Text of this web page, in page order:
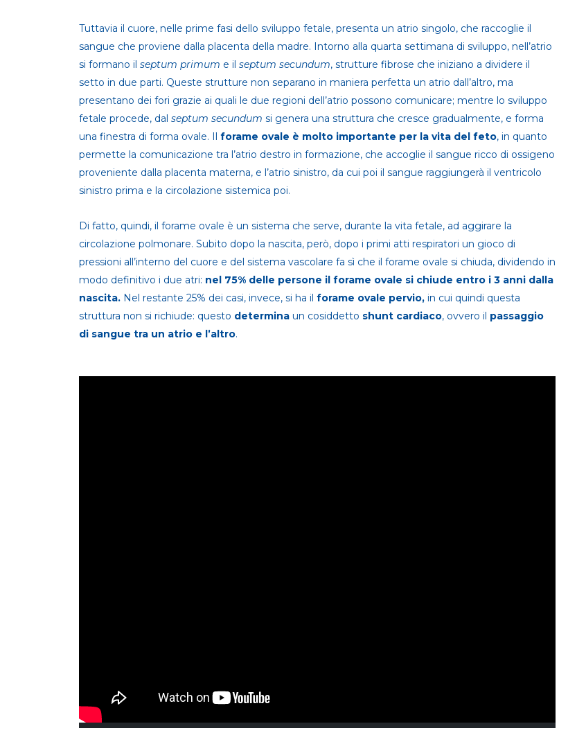
Tuttavia il cuore, nelle prime fasi dello sviluppo fetale, presenta un atrio singolo, che raccoglie il
sangue che proviene dalla placenta della madre. Intorno alla quarta settimana di sviluppo, nell’atrio
si formano il septum primum e il septum secundum, strutture fibrose che iniziano a dividere il
setto in due parti. Queste strutture non separano in maniera perfetta un atrio dall’altro, ma
presentano dei fori grazie ai quali le due regioni dell’atrio possono comunicare; mentre lo sviluppo
fetale procede, dal septum secundum si genera una struttura che cresce gradualmente, e forma
una finestra di forma ovale. Il forame ovale è molto importante per la vita del feto, in quanto
permette la comunicazione tra l’atrio destro in formazione, che accoglie il sangue ricco di ossigeno
proveniente dalla placenta materna, e l’atrio sinistro, da cui poi il sangue raggiungerà il ventricolo
sinistro prima e la circolazione sistemica poi.
Di fatto, quindi, il forame ovale è un sistema che serve, durante la vita fetale, ad aggirare la
circolazione polmonare. Subito dopo la nascita, però, dopo i primi atti respiratori un gioco di
pressioni all’interno del cuore e del sistema vascolare fa sì che il forame ovale si chiuda, dividendo in
modo definitivo i due atri: nel 75% delle persone il forame ovale si chiude entro i 3 anni dalla
nascita. Nel restante 25% dei casi, invece, si ha il forame ovale pervio, in cui quindi questa
struttura non si richiude: questo determina un cosiddetto shunt cardiaco, ovvero il passaggio
di sangue tra un atrio e l’altro.